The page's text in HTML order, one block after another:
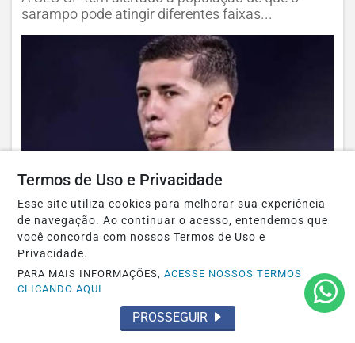
sarampo pode atingir diferentes faixas...
PALMEIRAS
Palmeiras resgata joia do Flamengo, e
atacante já é observado por Abel Felipe
Teresa é observado de perto por Abel Ferreira;
jogador é o artilheiro do Sub-20, com...
Termos de Uso e Privacidade
Esse site utiliza cookies para melhorar sua experiência
de navegação. Ao continuar o acesso, entendemos que
você concorda com nossos Termos de Uso e
Privacidade.
PARA MAIS INFORMAÇÕES,ACESSE NOSSOS TERMOS
CLICANDO AQUI
PROSSEGUIR